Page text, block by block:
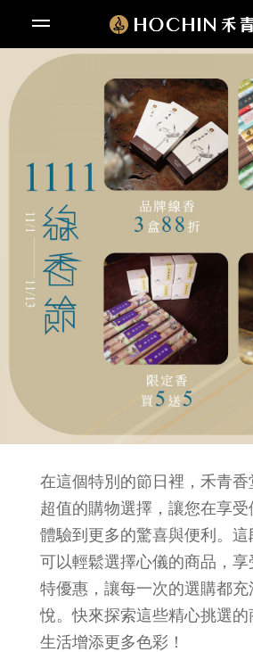
在這個特別的節日裡，禾青香
超值的購物選擇，讓您在享受
體驗到更多的驚喜與便利。
可以輕鬆選擇心儀的商品，
特優惠，讓每一次的選購都
悅。快來探索這些精心挑選的
生活增添更多色彩！